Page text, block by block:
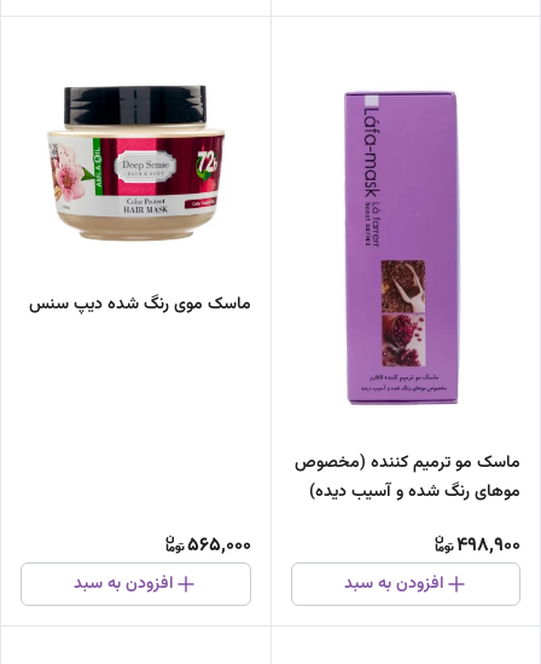
ماسک مو ترمیم کننده (مخصوص
موهای رنگ شده و آسیب دیده)
498,900
افزودن به سبد
ماسک موی رنگ شده دیپ سنس
565,000
افزودن به سبد